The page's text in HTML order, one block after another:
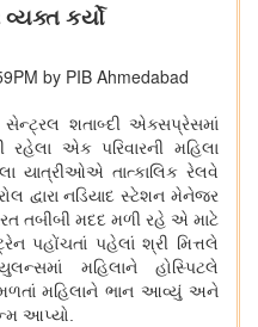
કર્યો
by PIB Ahmedabad
શતાબ્દી એક્સપ્રેસમાં
એક પરિવારની મહિલા
યાત્રીઓએ તાત્કાલિક રેલવે
દ્વારા નડિયાદ સ્ટેશન મેનેજર
તબીબી મદદ મળી રહે એ માટે
પહોંચતાં પહેલાં શ્રી મિત્તલે
મહિલાને હોસ્પિટલે
મળતાં મહિલાને ભાન આવ્યું અને
આપ્યો.